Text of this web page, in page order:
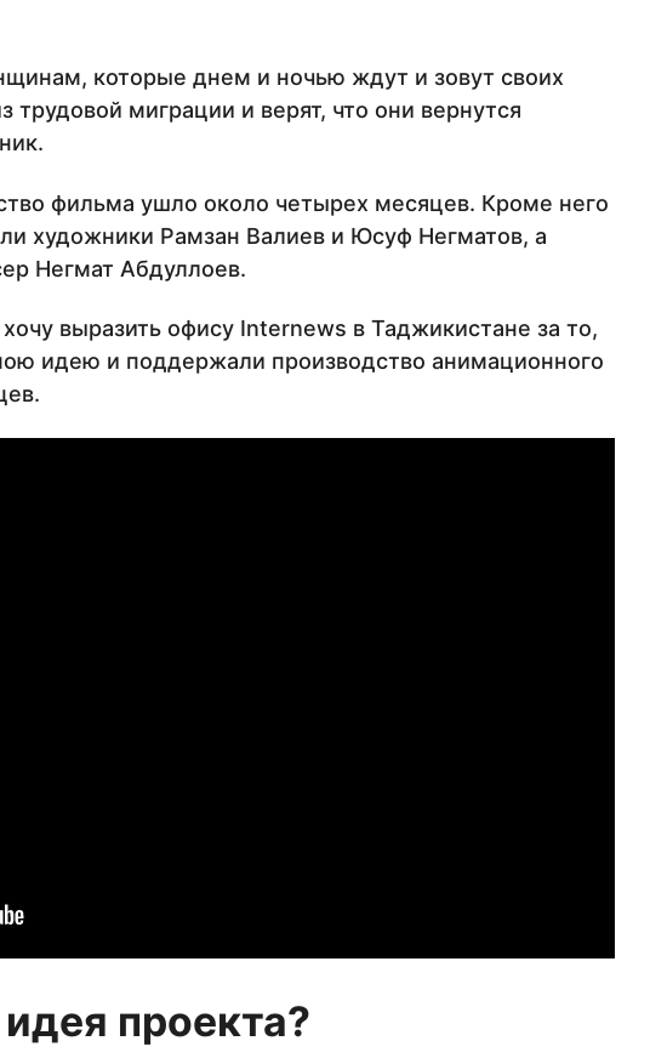
которые днем и ночью ждут и зовут своих
трудовой миграции и верят, что они вернутся
фильма ушло около четырех месяцев. Кроме него
художники Рамзан Валиев и Юсуф Негматов, а
Негмат Абдуллоев.
выразить офису Internews в Таджикистане за то,
идею и поддержали производство анимационного
проекта?